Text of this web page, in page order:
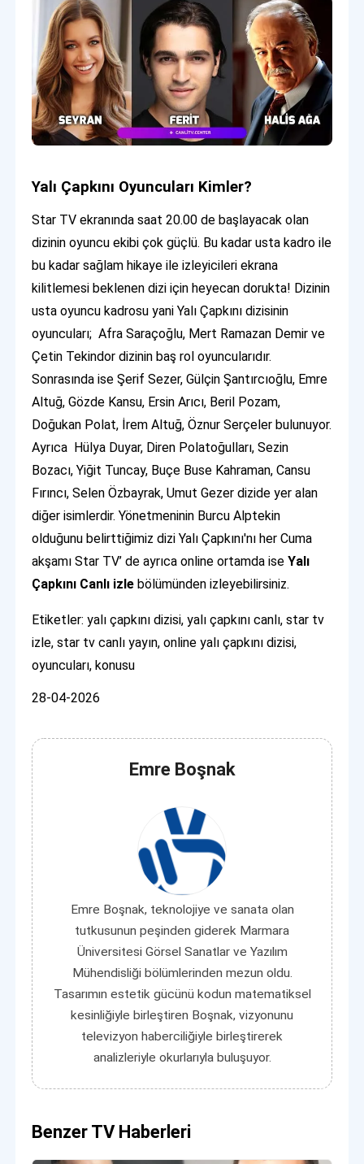
Yalı Çapkını Oyuncuları Kimler?
Star TV ekranında saat 20.00 de başlayacak olan
dizinin oyuncu ekibi çok güçlü. Bu kadar usta kadro ile
bu kadar sağlam hikaye ile izleyicileri ekrana
kilitlemesi beklenen dizi için heyecan dorukta! Dizinin
usta oyuncu kadrosu yani Yalı Çapkını dizisinin
oyuncuları; Afra Saraçoğlu, Mert Ramazan Demir ve
Çetin Tekindor dizinin baş rol oyuncularıdır.
Sonrasında ise Şerif Sezer, Gülçin Şantırcıoğlu, Emre
Altuğ, Gözde Kansu, Ersin Arıcı, Beril Pozam,
Doğukan Polat, İrem Altuğ, Öznur Serçeler bulunuyor.
Ayrıca Hülya Duyar, Diren Polatoğulları, Sezin
Bozacı, Yiğit Tuncay, Buçe Buse Kahraman, Cansu
Fırıncı, Selen Özbayrak, Umut Gezer dizide yer alan
diğer isimlerdir. Yönetmeninin Burcu Alptekin
olduğunu belirttiğimiz dizi Yalı Çapkını'nı her Cuma
akşamı Star TV’ de ayrıca online ortamda iseYalı
Çapkını Canlı izle bölümünden izleyebilirsiniz.
Etiketler: yalı çapkını dizisi, yalı çapkını canlı, star tv
izle, star tv canlı yayın, online yalı çapkını dizisi,
oyuncuları, konusu
28-04-2026
Emre Boşnak
Emre Boşnak, teknolojiye ve sanata olan
tutkusunun peşinden giderek Marmara
Üniversitesi Görsel Sanatlar ve Yazılım
Mühendisliği bölümlerinden mezun oldu.
Tasarımın estetik gücünü kodun matematiksel
kesinliğiyle birleştiren Boşnak, vizyonunu
televizyon haberciliğiyle birleştirerek
analizleriyle okurlarıyla buluşuyor.
Benzer TV Haberleri